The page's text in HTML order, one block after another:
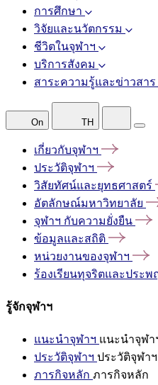
การศึกษา
วิจัยและนวัตกรรม
ชีวิตในจุฬาฯ
บริการสังคม
สาระความรู้และข่าวสาร
On TH
เกี่ยวกับจุฬาฯ
ประวัติจุฬาฯ
วิสัยทัศน์และยุทธศาสตร์
อัตลักษณ์มหาวิทยาลัย
จุฬาฯ กับความยั่งยืน
ข้อมูลและสถิติ
หน่วยงานของจุฬาฯ
ร้องเรียนทุจริตและประ
รู้จักจุฬาฯ
แนะนำจุฬาฯ แนะนำจุฬา
ประวัติจุฬาฯ ประวัติจุฬาฯ
ภารกิจหลัก ภารกิจหลัก